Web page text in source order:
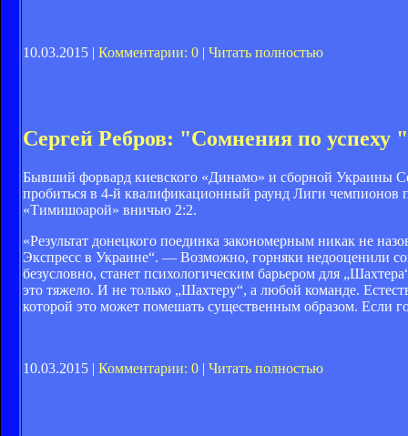
10.03.2015 | Комментарии: 0 | Читать полностью
Сергей Ребров: "Сомнения по
Бывший форвард киевского «Динамо» и сборной Украины
пробиться в 4-й квалификационный раунд Лиги чемпионов
«Тимишоарой» вничью 2:2.
«Результат донецкого поединка закономерным никак не
Экспресс в Украине“. — Возможно, горняки недооценили
безусловно, станет психологическим барьером для
это тяжело. И не только „Шахтеру“, а любой команде.
которой это может помешать существенным образом. Если
10.03.2015 | Комментарии: 0 | Читать полностью